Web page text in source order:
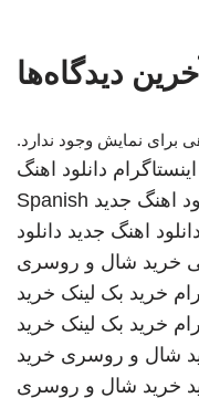
آخرین دیدگاه‌ها
برای نمایش وجود ندارد.
دانلود اهنگ
اهنگ جدید Spanish
دانلود اهنگ جدید دانلود
خرید شال و روسری
خرید بک لینک خرید
خرید بک لینک خرید
شال و روسری خرید
خرید شال و روسری